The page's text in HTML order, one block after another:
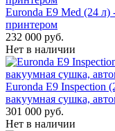
Euronda E9 Med (24 л)
принтером
232 000 руб.
Нет в наличии
Euronda E9 Inspection
вакуумная сушка,
301 000 руб.
Нет в наличии